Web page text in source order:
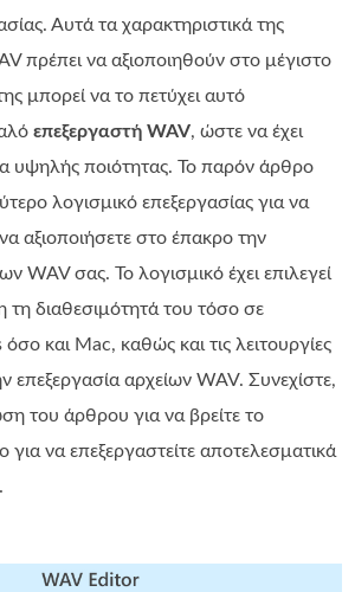
Αυτά τα χαρακτηριστικά της
πρέπει να αξιοποιηθούν στο μέγιστο
μπορεί να το πετύχει αυτό
επεξεργαστή WAV, ώστε να έχει
υψηλής ποιότητας. Το παρόν άρθρο
λογισμικό επεξεργασίας για να
αξιοποιήσετε στο έπακρο την
WAV σας. Το λογισμικό έχει επιλεγεί
τη διαθεσιμότητά του τόσο σε
και Mac, καθώς και τις λειτουργίες
επεξεργασία αρχείων WAV. Συνεχίστε,
του άρθρου για να βρείτε το
για να επεξεργαστείτε αποτελεσματικά